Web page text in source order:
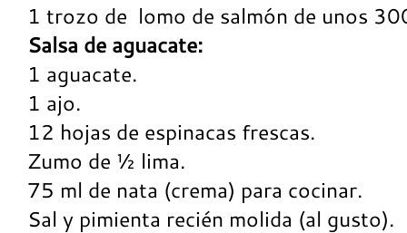
1 trozo de lomo de salmón de unos
Salsa de aguacate:
1 aguacate.
1 ajo.
12 hojas de espinacas frescas.
Zumo de ½ lima.
75 ml de nata (crema) para cocinar.
Sal y pimienta recién molida (al gusto).